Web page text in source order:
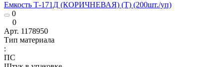
Емкость Т-171Д (КОРИЧНЕВАЯ) (Т) (200шт./уп)
0
0
Арт. 1178950
Тип материала
:
ПС